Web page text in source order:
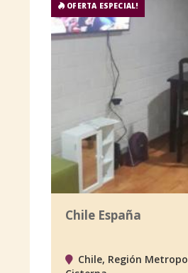
OFERTA ESPECIAL!
Chile España
Chile, Región